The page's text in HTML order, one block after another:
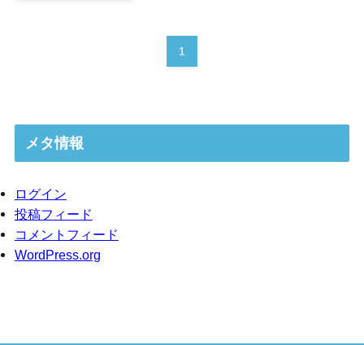
1
メタ情報
ログイン
投稿フィード
コメントフィード
WordPress.org